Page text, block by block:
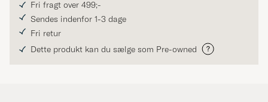
Fri fragt over 499;-
Sendes indenfor 1-3 dage
Fri retur
Dette produkt kan du sælge som Pre-owned